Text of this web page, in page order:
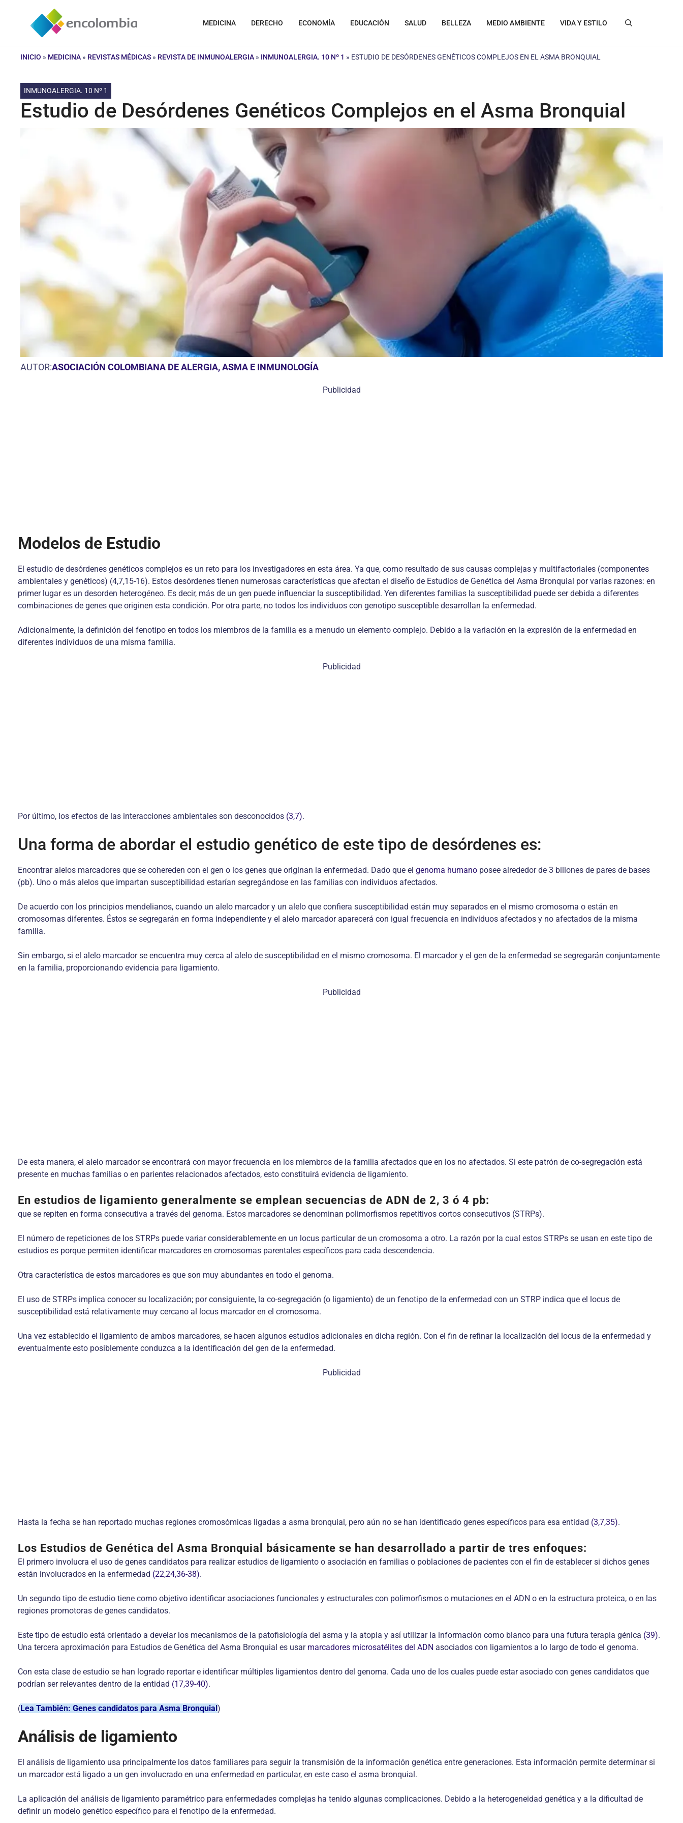
contenido
MEDICINA DERECHO ECONOMÍA EDUCACIÓN SALUD BELLEZA MEDIO AMBIENTE VIDA Y ESTILO
INICIO » MEDICINA » REVISTAS MÉDICAS » REVISTA DE INMUNOALERGIA » INMUNOALERGIA. 10 Nº 1 » ESTUDIO DE DESÓRDENES GENÉTICOS COMPLEJOS EN EL ASMA BRONQUIAL
INMUNOALERGIA. 10 Nº 1
Estudio de Desórdenes Genéticos Complejos en el Asma Bronquial
AUTOR:ASOCIACIÓN COLOMBIANA DE ALERGIA, ASMA E INMUNOLOGÍA
Publicidad
Modelos de Estudio
El estudio de desórdenes genéticos complejos es un reto para los investigadores en esta área. Ya que, como resultado de sus causas complejas y multifactoriales (componentes
ambientales y genéticos) (4,7,15-16). Estos desórdenes tienen numerosas características que afectan el diseño de Estudios de Genética del Asma Bronquial por varias razones: en
primer lugar es un desorden heterogéneo. Es decir, más de un gen puede influenciar la susceptibilidad. Yen diferentes familias la susceptibilidad puede ser debida a diferentes
combinaciones de genes que originen esta condición. Por otra parte, no todos los individuos con genotipo susceptible desarrollan la enfermedad.
Adicionalmente, la definición del fenotipo en todos los miembros de la familia es a menudo un elemento complejo. Debido a la variación en la expresión de la enfermedad en
diferentes individuos de una misma familia.
Publicidad
Por último, los efectos de las interacciones ambientales son desconocidos (3,7).
Una forma de abordar el estudio genético de este tipo de desórdenes es:
Encontrar alelos marcadores que se cohereden con el gen o los genes que originan la enfermedad. Dado que el genoma humano posee alrededor de 3 billones de pares de bases
(pb). Uno o más alelos que impartan susceptibilidad estarían segregándose en las familias con individuos afectados.
De acuerdo con los principios mendelianos, cuando un alelo marcador y un alelo que confiera susceptibilidad están muy separados en el mismo cromosoma o están en
cromosomas diferentes. Éstos se segregarán en forma independiente y el alelo marcador aparecerá con igual frecuencia en individuos afectados y no afectados de la misma
familia.
Sin embargo, si el alelo marcador se encuentra muy cerca al alelo de susceptibilidad en el mismo cromosoma. El marcador y el gen de la enfermedad se segregarán conjuntamente
en la familia, proporcionando evidencia para ligamiento.
Publicidad
De esta manera, el alelo marcador se encontrará con mayor frecuencia en los miembros de la familia afectados que en los no afectados. Si este patrón de co-segregación está
presente en muchas familias o en parientes relacionados afectados, esto constituirá evidencia de ligamiento.
En estudios de ligamiento generalmente se emplean secuencias de ADN de 2, 3 ó 4 pb:
que se repiten en forma consecutiva a través del genoma. Estos marcadores se denominan polimorfismos repetitivos cortos consecutivos (STRPs).
El número de repeticiones de los STRPs puede variar considerablemente en un locus particular de un cromosoma a otro. La razón por la cual estos STRPs se usan en este tipo de
estudios es porque permiten identificar marcadores en cromosomas parentales específicos para cada descendencia.
Otra característica de estos marcadores es que son muy abundantes en todo el genoma.
El uso de STRPs implica conocer su localización; por consiguiente, la co-segregación (o ligamiento) de un fenotipo de la enfermedad con un STRP indica que el locus de
susceptibilidad está relativamente muy cercano al locus marcador en el cromosoma.
Una vez establecido el ligamiento de ambos marcadores, se hacen algunos estudios adicionales en dicha región. Con el fin de refinar la localización del locus de la enfermedad y
eventualmente esto posiblemente conduzca a la identificación del gen de la enfermedad.
Publicidad
Hasta la fecha se han reportado muchas regiones cromosómicas ligadas a asma bronquial, pero aún no se han identificado genes específicos para esa entidad (3,7,35).
Los Estudios de Genética del Asma Bronquial básicamente se han desarrollado a partir de tres enfoques:
El primero involucra el uso de genes candidatos para realizar estudios de ligamiento o asociación en familias o poblaciones de pacientes con el fin de establecer si dichos genes
están involucrados en la enfermedad (22,24,36-38).
Un segundo tipo de estudio tiene como objetivo identificar asociaciones funcionales y estructurales con polimorfismos o mutaciones en el ADN o en la estructura proteica, o en las
regiones promotoras de genes candidatos.
Este tipo de estudio está orientado a develar los mecanismos de la patofisiología del asma y la atopia y así utilizar la información como blanco para una futura terapia génica (39).
Una tercera aproximación para Estudios de Genética del Asma Bronquial es usarmarcadores microsatélites del ADN asociados con ligamientos a lo largo de todo el genoma.
Con esta clase de estudio se han logrado reportar e identificar múltiples ligamientos dentro del genoma. Cada uno de los cuales puede estar asociado con genes candidatos que
podrían ser relevantes dentro de la entidad (17,39-40).
(Lea También: Genes candidatos para Asma Bronquial)
Análisis de ligamiento
El análisis de ligamiento usa principalmente los datos familiares para seguir la transmisión de la información genética entre generaciones. Esta información permite determinar si
un marcador está ligado a un gen involucrado en una enfermedad en particular, en este caso el asma bronquial.
La aplicación del análisis de ligamiento paramétrico para enfermedades complejas ha tenido algunas complicaciones. Debido a la heterogeneidad genética y a la dificultad de
definir un modelo genético específico para el fenotipo de la enfermedad.